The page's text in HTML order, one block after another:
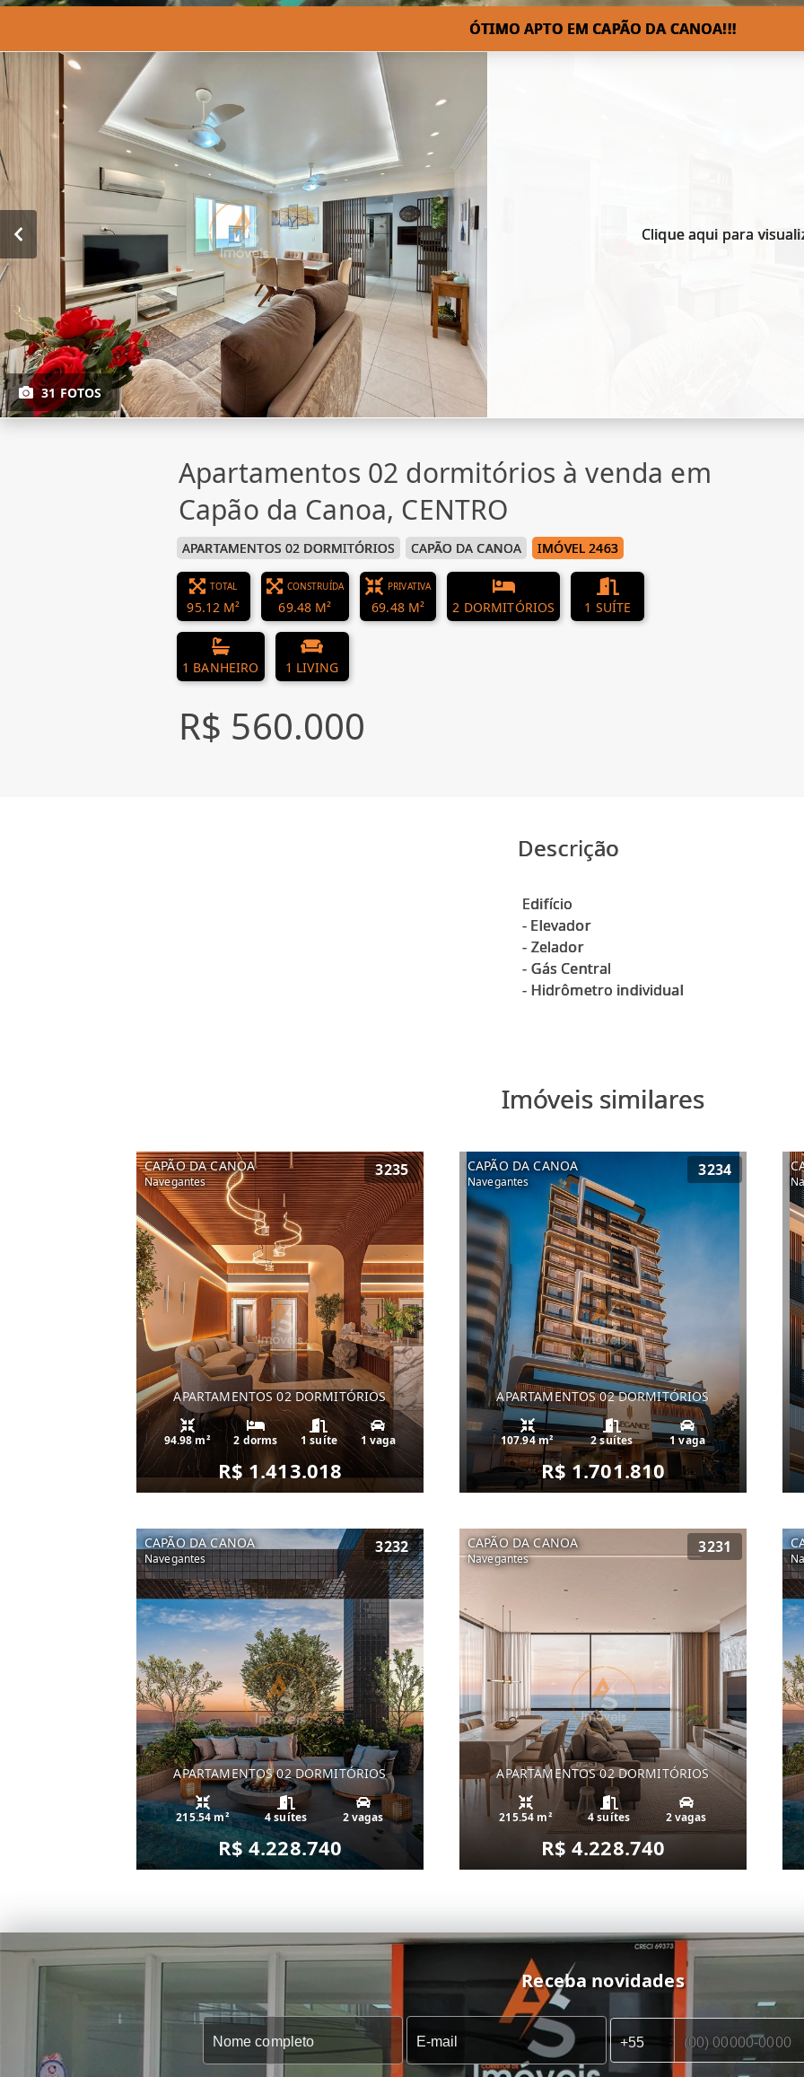
ÓTIMO APTO EM CAPÃO DA CANOA!!!
31 FOTOS
Clique aqui para
Apartamentos 02 dormitórios à venda em
Capão da Canoa, CENTRO
APARTAMENTOS 02 DORMITÓRIOS CAPÃO DA CANOA IMÓVEL 2463
TOTAL
95.12 M²
CONSTRUÍDA
69.48 M²
PRIVATIVA
69.48 M² 2 DORMITÓRIOS 1 SUÍTE
1 BANHEIRO 1 LIVING
R$ 560.000
Descrição
Edifício
- Elevador
- ⁠Zelador
- ⁠Gás Central
Imóveis similares
CAPÃO DA CANOA
Navegantes
3235
APARTAMENTOS 02 DORMITÓRIOS
94.98 m² 2 dorms 1 suíte 1 vaga
R$ 1.413.018
CAPÃO DA CANOA
Navegantes
3234
APARTAMENTOS 02 DORMITÓRIOS
107.94 m² 2 suítes 1 vaga
R$ 1.701.810
CAPÃO DA CANOA
Navegantes
3232
APARTAMENTOS 02 DORMITÓRIOS
215.54 m² 4 suítes 2 vagas
R$ 4.228.740
CAPÃO DA CANOA
Navegantes
3231
APARTAMENTOS 02 DORMITÓRIOS
215.54 m² 4 suítes 2 vagas
R$ 4.228.740
Receba novidades